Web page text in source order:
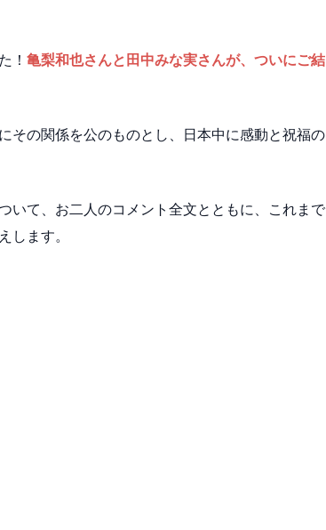
！ 亀梨和也さんと田中みな実さんが、ついにご結
その関係を公のものとし、日本中に感動と祝福の
いて、お二人のコメント全文とともに、これまで
ます。